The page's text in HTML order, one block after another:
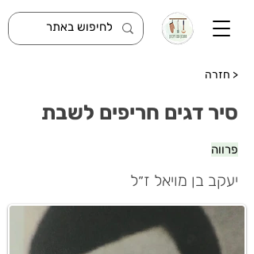
< חזרה
סיר דגים חריפים לשבת
פרווה
יעקב בן מויאל ז״ל